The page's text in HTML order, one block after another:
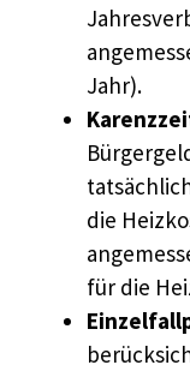
Jahr).
die
für die